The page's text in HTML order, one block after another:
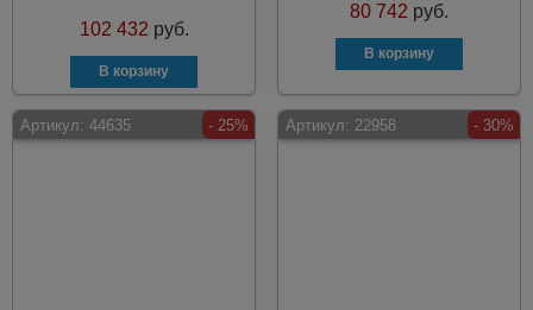
102 432 руб.
80 742 руб.
Артикул: 44635 - 25% Артикул: 22958 - 30%